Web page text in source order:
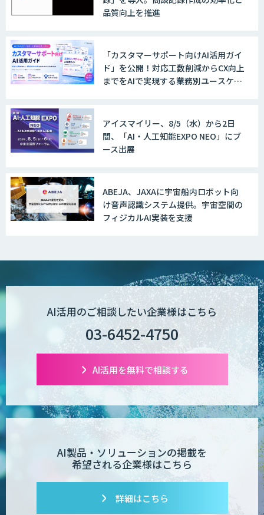
品質向上を推進
「カスタマーサポート向けAI活用ガイ
ド」を公開！対応工数削減からCX向上
までをAIで実現する業務別ユースケー
アイスマイリー、8/5（水）から2日
間、「AI・人工知能EXPO NEO」にブ
ース出展
ABEJA、JAXAに宇宙船内ロボット向
け音声認識システム提供。宇宙空間の
フィジカルAI実装を支援
AI活用のご相談したい企業様はこちら
03-6452-4750
AI活用を無料で相談する
AI製品・ソリューションの掲載を
希望される企業様はこちら
詳細はこちら